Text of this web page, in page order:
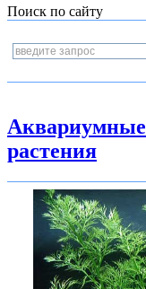
Поиск по сайту
Аквариумные
растения